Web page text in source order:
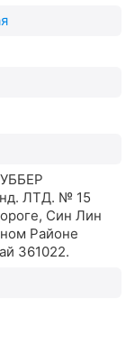
ЛТД. № 15
Син Лин
Районе
361022.